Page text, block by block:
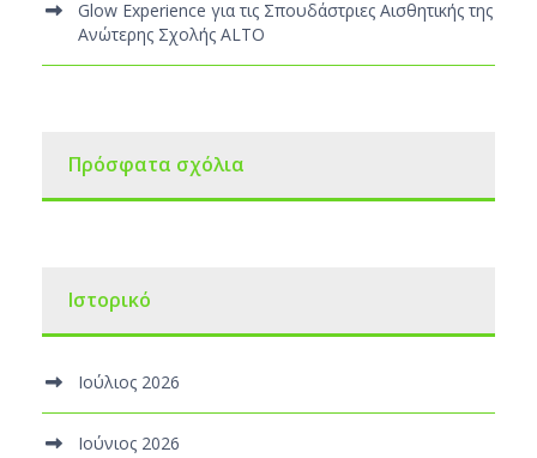
Glow Experience για τις Σπουδάστριες Αισθητικής της
Ανώτερης Σχολής ALTO
Πρόσφατα σχόλια
Ιστορικό
Ιούλιος 2026
Ιούνιος 2026